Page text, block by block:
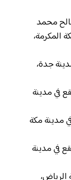
محمد
المكرمة،
جدة،
في مدينة
مدينة مكة
في مدينة